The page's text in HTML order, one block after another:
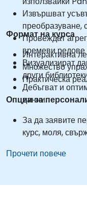
Извършват
преобразуване,
Провеждат
времеви редове
Визуализират
други
Дебъгват и
данни.
Формат на курса
Интерактивна
Множество
Практическа
Опции за
За да заявите
курс, моля,
Прочети повече